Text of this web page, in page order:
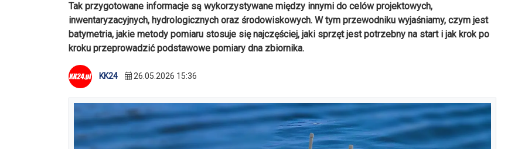
Tak przygotowane informacje są wykorzystywane między innymi do celów projektowych,
inwentaryzacyjnych, hydrologicznych oraz środowiskowych. W tym przewodniku wyjaśniamy, czym jest
batymetria, jakie metody pomiaru stosuje się najczęściej, jaki sprzęt jest potrzebny na start i jak krok po
kroku przeprowadzić podstawowe pomiary dna zbiornika.
KK24 26.05.2026 15:36